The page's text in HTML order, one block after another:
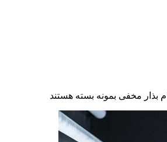
بذار مخفی بمونه بسته هستند